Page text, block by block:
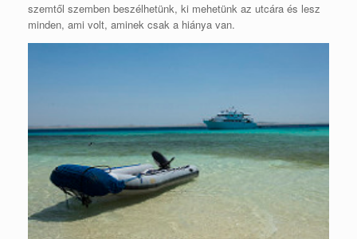
szemtől szemben beszélhetünk, ki mehetünk az utcára és lesz
minden, ami volt, aminek csak a hiánya van.